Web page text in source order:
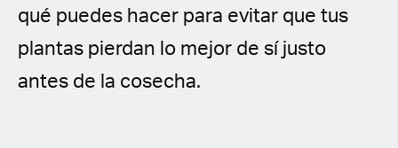
qué puedes hacer para evitar que tus
plantas pierdan lo mejor de sí justo
antes de la cosecha.